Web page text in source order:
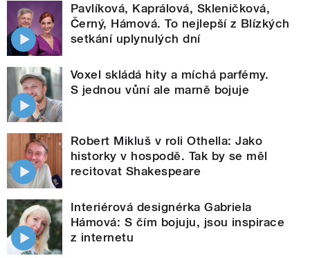
Pavlíková, Kaprálová, Skleničková,
Černý, Hámová. To nejlepší z Blízkých
setkání uplynulých dní
Voxel skládá hity a míchá parfémy.
S jednou vůní ale marně bojuje
Robert Mikluš v roli Othella: Jako
historky v hospodě. Tak by se měl
recitovat Shakespeare
Interiérová designérka Gabriela
Hámová: S čím bojuju, jsou inspirace
z internetu